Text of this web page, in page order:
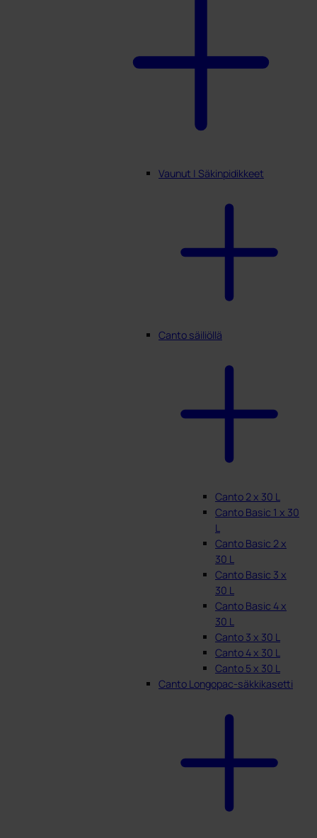
Vaunut | Säkinpidikkeet
Canto säiliöllä
Canto 2 x 30 L
Canto Basic 1 x 30
L
Canto Basic 2 x
30 L
Canto Basic 3 x
30 L
Canto Basic 4 x
30 L
Canto 3 x 30 L
Canto 4 x 30 L
Canto 5 x 30 L
Canto Longopac-säkkikasetti